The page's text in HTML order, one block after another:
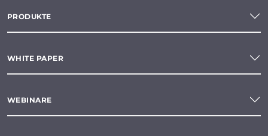
PRODUKTE
WHITE PAPER
WEBINARE